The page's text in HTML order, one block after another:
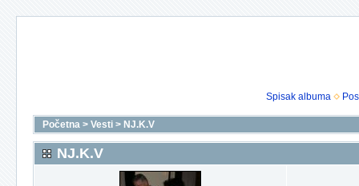
Spisak albuma
Početna > Vesti > NJ.K.V
NJ.K.V